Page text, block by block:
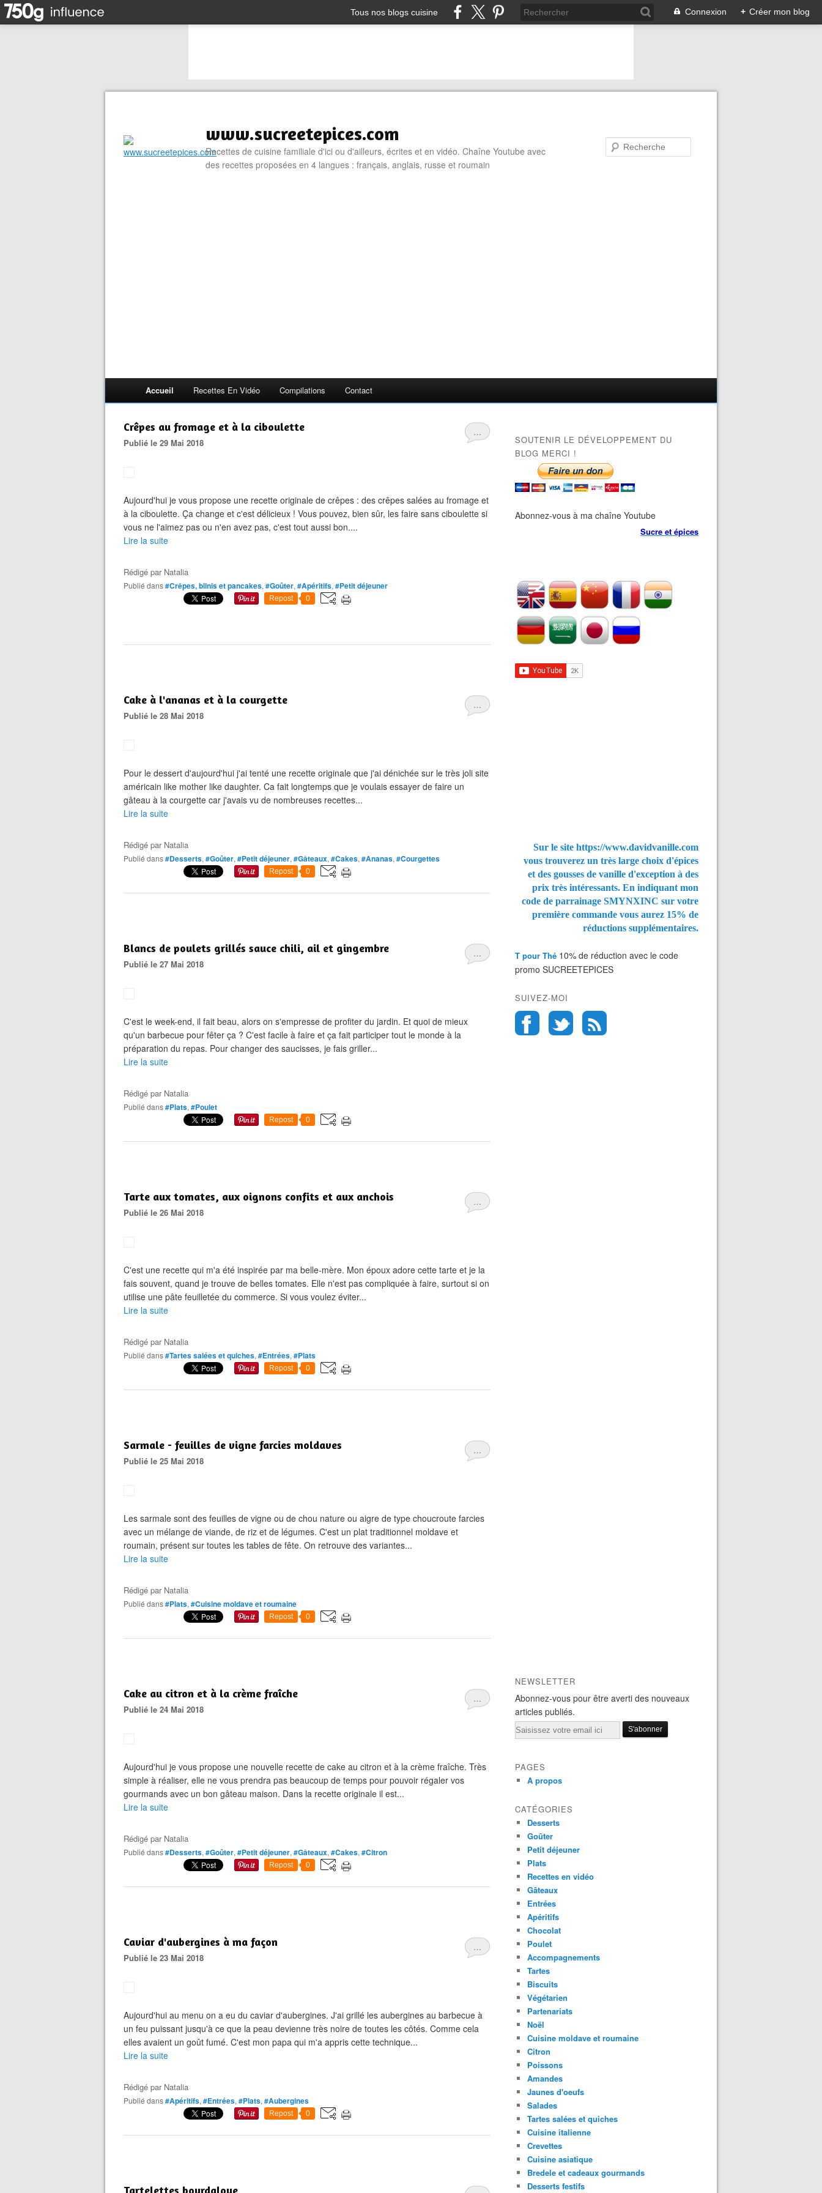
Tous nos blogs cuisine Connexion + Créer mon blog
www.sucreetepices.com
Recettes de cuisine familiale d'ici ou d'ailleurs, écrites et en vidéo. Chaîne Youtube avec
des recettes proposées en 4 langues : français, anglais, russe et roumain
Accueil Recettes En Vidéo Compilations Contact
…
Crêpes au fromage et à la ciboulette
Publié le 29 Mai 2018
Aujourd'hui je vous propose une recette originale de crêpes : des crêpes salées au fromage et
à la ciboulette. Ça change et c'est délicieux ! Vous pouvez, bien sûr, les faire sans ciboulette si
vous ne l'aimez pas ou n'en avez pas, c'est tout aussi bon....
Lire la suite
Rédigé par Natalia
Publié dans#Crêpes, blinis et pancakes, #Goûter, #Apéritifs, #Petit déjeuner
Repost 0
…
Cake à l'ananas et à la courgette
Publié le 28 Mai 2018
Pour le dessert d'aujourd'hui j'ai tenté une recette originale que j'ai dénichée sur le très joli site
américain like mother like daughter. Ca fait longtemps que je voulais essayer de faire un
gâteau à la courgette car j'avais vu de nombreuses recettes...
Lire la suite
Rédigé par Natalia
Publié dans#Desserts, #Goûter, #Petit déjeuner, #Gâteaux, #Cakes, #Ananas, #Courgettes
Repost 0
…
Blancs de poulets grillés sauce chili, ail et gingembre
Publié le 27 Mai 2018
C'est le week-end, il fait beau, alors on s'empresse de profiter du jardin. Et quoi de mieux
qu'un barbecue pour fêter ça ? C'est facile à faire et ça fait participer tout le monde à la
préparation du repas. Pour changer des saucisses, je fais griller...
Lire la suite
Rédigé par Natalia
Publié dans#Plats, #Poulet
Repost 0
…
Tarte aux tomates, aux oignons confits et aux anchois
Publié le 26 Mai 2018
C'est une recette qui m'a été inspirée par ma belle-mère. Mon époux adore cette tarte et je la
fais souvent, quand je trouve de belles tomates. Elle n'est pas compliquée à faire, surtout si on
utilise une pâte feuilletée du commerce. Si vous voulez éviter...
Lire la suite
Rédigé par Natalia
Publié dans#Tartes salées et quiches, #Entrées, #Plats
Repost 0
…
Sarmale - feuilles de vigne farcies moldaves
Publié le 25 Mai 2018
Les sarmale sont des feuilles de vigne ou de chou nature ou aigre de type choucroute farcies
avec un mélange de viande, de riz et de légumes. C'est un plat traditionnel moldave et
roumain, présent sur toutes les tables de fête. On retrouve des variantes...
Lire la suite
Rédigé par Natalia
Publié dans#Plats, #Cuisine moldave et roumaine
Repost 0
…
Cake au citron et à la crème fraîche
Publié le 24 Mai 2018
Aujourd'hui je vous propose une nouvelle recette de cake au citron et à la crème fraîche. Très
simple à réaliser, elle ne vous prendra pas beaucoup de temps pour pouvoir régaler vos
gourmands avec un bon gâteau maison. Dans la recette originale il est...
Lire la suite
Rédigé par Natalia
Publié dans#Desserts, #Goûter, #Petit déjeuner, #Gâteaux, #Cakes, #Citron
Repost 0
…
Caviar d'aubergines à ma façon
Publié le 23 Mai 2018
Aujourd'hui au menu on a eu du caviar d'aubergines. J'ai grillé les aubergines au barbecue à
un feu puissant jusqu'à ce que la peau devienne très noire de toutes les côtés. Comme cela
elles avaient un goût fumé. C'est mon papa qui m'a appris cette technique...
Lire la suite
Rédigé par Natalia
Publié dans#Apéritifs, #Entrées, #Plats, #Aubergines
Repost 0
Tartelettes bourdaloue
SOUTENIR LE DÉVELOPPEMENT DU
BLOG MERCI !
Abonnez-vous à ma chaîne Youtube
Sucre et épices
Sur le site https://www.davidvanille.com
vous trouverez un très large choix d'épices
et des gousses de vanille d'exception à des
prix très intéressants. En indiquant mon
code de parrainage SMYNXINC sur votre
première commande vous aurez 15% de
réductions supplémentaires.
T pour Thé 10% de réduction avec le code
promo SUCREETEPICES
SUIVEZ-MOI
NEWSLETTER
Abonnez-vous pour être averti des nouveaux
articles publiés.
Email
PAGES
A propos
CATÉGORIES
Desserts
Goûter
Petit déjeuner
Plats
Recettes en vidéo
Gâteaux
Entrées
Apéritifs
Chocolat
Poulet
Accompagnements
Tartes
Biscuits
Végétarien
Partenariats
Noël
Cuisine moldave et roumaine
Citron
Poissons
Amandes
Jaunes d'oeufs
Salades
Tartes salées et quiches
Cuisine italienne
Crevettes
Cuisine asiatique
Bredele et cadeaux gourmands
Desserts festifs